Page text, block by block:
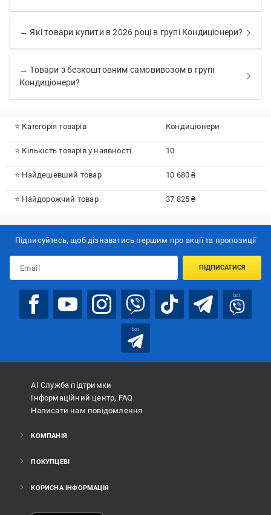
→ Які товари купити в 2026 році в групі Кондиціонери?
→ Товари з безкоштовним самовивозом в групі
Кондиціонери?
⭐ Категорія товарів Кондиціонери
⭐ Кількість товарів у наявності 10
⭐ Найдешевший товар 10 680 ₴
⭐ Найдорожчий товар 37 825 ₴
Підписуйтесь, щоб дізнаватись першим про акції та пропозиції
ПІДПИСАТИСЯ
bot
bot
АІ Служба підтримки
Інформаційний центр, FAQ
Написати нам повідомлення
КОМПАНІЯ
ПОКУПЦЕВІ
КОРИСНА ІНФОРМАЦІЯ